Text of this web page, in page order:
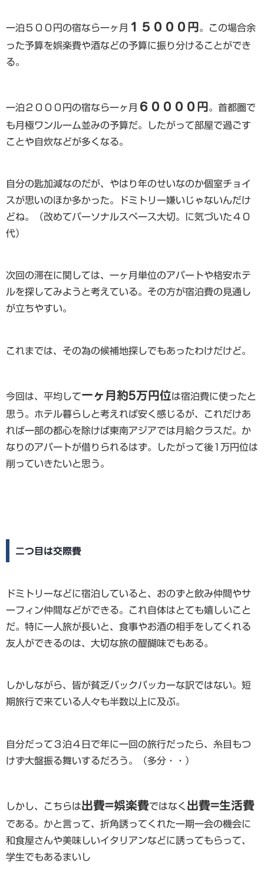
一泊５００円の宿なら一ヶ月 １５０００円。この場合余
った予算を娯楽費や酒などの予算に振り分けることができ
る。
一泊２０００円の宿なら一ヶ月 ６００００円。首都圏で
も月極ワンルーム並みの予算だ。したがって部屋で過ごす
ことや自炊などが多くなる。
自分の匙加減なのだが、やはり年のせいなのか個室チョイ
スが思いのほか多かった。ドミトリー嫌いじゃないんだけ
どね。（改めてパーソナルスペース大切。に気づいた４０
代）
次回の滞在に関しては、一ヶ月単位のアパートや格安ホテ
ルを探してみようと考えている。その方が宿泊費の見通し
が立ちやすい。
これまでは、その為の候補地探しでもあったわけだけど。
今回は、平均して一ヶ月約5万円位は宿泊費に使ったと
思う。ホテル暮らしと考えれば安く感じるが、これだけあ
れば一部の都心を除けば東南アジアでは月給クラスだ。か
なりのアパートが借りられるはず。したがって後1万円位は
削っていきたいと思う。
二つ目は交際費
ドミトリーなどに宿泊していると、おのずと飲み仲間やサ
ーフィン仲間などができる。これ自体はとても嬉しいこと
だ。特に一人旅が長いと、食事やお酒の相手をしてくれる
友人ができるのは、大切な旅の醍醐味でもある。
しかしながら、皆が貧乏バックパッカーな訳ではない。短
期旅行で来ている人々も半数以上に及ぶ。
自分だって３泊４日で年に一回の旅行だったら、糸目もつ
けず大盤振る舞いするだろう。（多分・・）
しかし、こちらは出費=娯楽費ではなく 出費=生活費
である。かと言って、折角誘ってくれた一期一会の機会に
和食屋さんや美味しいイタリアンなどに誘ってもらって、
学生でもあるまいし